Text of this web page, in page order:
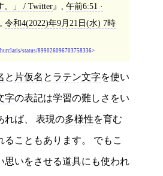
。」 / Twitter
午前6:51 ·
令和4(2022)年9月21日(水) 7時
status/899026096703758336
と 片仮名 と ラテン文字を使い
字の表記は学習の難しさをい
れば、 表現の多様性を育む
ることもあります。 でもこ
思いをさせる道具にも使われ